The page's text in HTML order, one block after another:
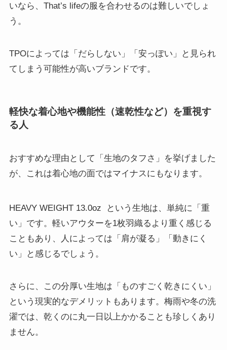
いなら、That’s lifeの服を合わせるのは難しいでしょ
う。
TPOによっては「だらしない」「安っぽい」と見られ
てしまう可能性が高いブランドです。
軽快な着心地や機能性（速乾性など）を重視す
る人
おすすめな理由として「生地のタフさ」を挙げました
が、これは着心地の面ではマイナスにもなります。
HEAVY WEIGHT 13.0oz
という生地は、単純に「重
い」です。軽いアウターを1枚羽織るより重く感じる
こともあり、人によっては「肩が凝る」「動きにく
い」と感じるでしょう。
さらに、この分厚い生地は「ものすごく乾きにくい」
という現実的なデメリットもあります。梅雨や冬の洗
濯では、乾くのに丸一日以上かかることも珍しくあり
ません。